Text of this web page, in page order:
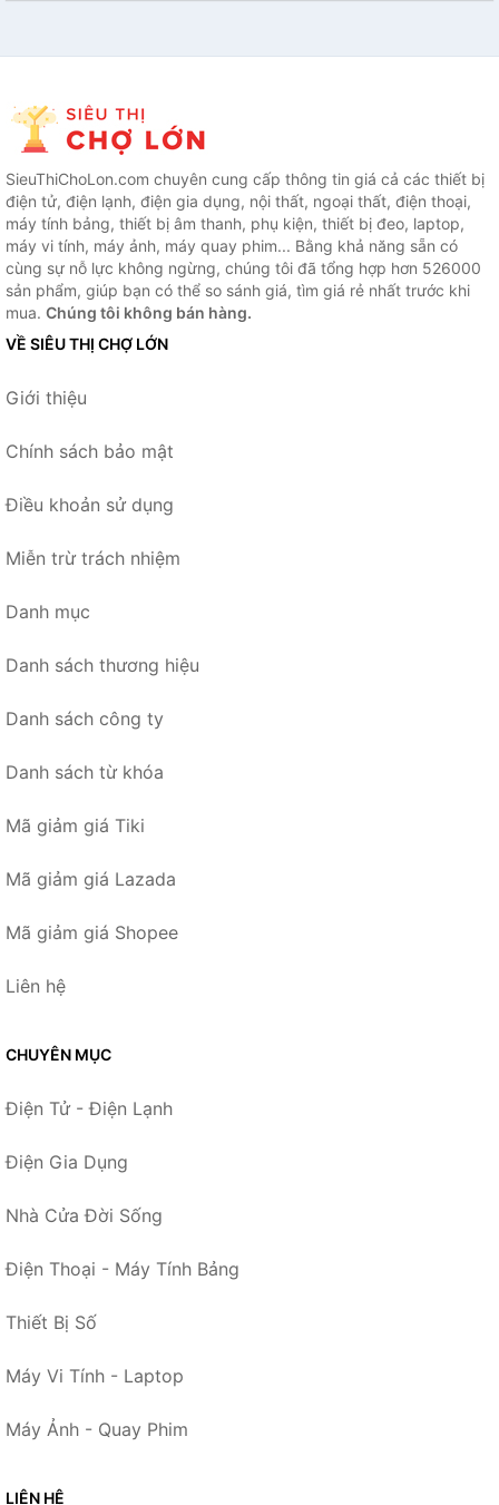
SieuThiChoLon.com chuyên cung cấp thông tin giá cả các thiết bị
điện tử, điện lạnh, điện gia dụng, nội thất, ngoại thất, điện thoại,
máy tính bảng, thiết bị âm thanh, phụ kiện, thiết bị đeo, laptop,
máy vi tính, máy ảnh, máy quay phim... Bằng khả năng sẵn có
cùng sự nỗ lực không ngừng, chúng tôi đã tổng hợp hơn 526000
sản phẩm, giúp bạn có thể so sánh giá, tìm giá rẻ nhất trước khi
mua. Chúng tôi không bán hàng.
VỀ SIÊU THỊ CHỢ LỚN
Giới thiệu
Chính sách bảo mật
Điều khoản sử dụng
Miễn trừ trách nhiệm
Danh mục
Danh sách thương hiệu
Danh sách công ty
Danh sách từ khóa
Mã giảm giá Tiki
Mã giảm giá Lazada
Mã giảm giá Shopee
Liên hệ
CHUYÊN MỤC
Điện Tử - Điện Lạnh
Điện Gia Dụng
Nhà Cửa Đời Sống
Điện Thoại - Máy Tính Bảng
Thiết Bị Số
Máy Vi Tính - Laptop
Máy Ảnh - Quay Phim
LIÊN HỆ